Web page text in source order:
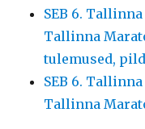
SEB 6.
Tallinna
tulemused,
SEB 6.
Tallinna